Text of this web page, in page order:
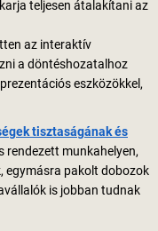
teljesen átalakítani az
az interaktív
a döntéshozatalhoz
eszközökkel,
tisztaságának és
rendezett munkahelyen,
egymásra pakolt dobozok
is jobban tudnak